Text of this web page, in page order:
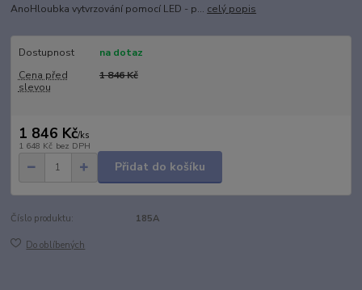
AnoHloubka vytvrzování pomocí LED - p... celý popis
Dostupnost
na dotaz
Cena před
slevou
1 846 Kč
1 846 Kč/ks
1 648 Kč bez DPH
Přidat do košíku
Číslo produktu: 185A
Do oblíbených